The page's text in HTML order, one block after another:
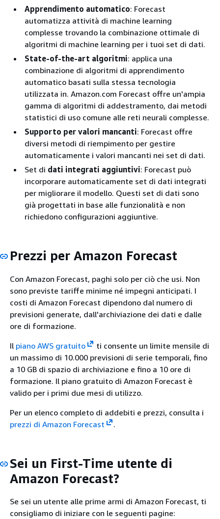
Apprendimento automatico: Forecast
automatizza attività di machine learning
complesse trovando la combinazione ottimale di
algoritmi di machine learning per i tuoi set di dati.
State-of-the-art algoritmi: applica una
combinazione di algoritmi di apprendimento
automatico basati sulla stessa tecnologia
utilizzata in. Amazon.com Forecast offre un'ampia
gamma di algoritmi di addestramento, dai metodi
statistici di uso comune alle reti neurali complesse.
Supporto per valori mancanti: Forecast offre
diversi metodi di riempimento per gestire
automaticamente i valori mancanti nei set di dati.
Set di dati integrati aggiuntivi: Forecast può
incorporare automaticamente set di dati integrati
per migliorare il modello. Questi set di dati sono
già progettati in base alle funzionalità e non
richiedono configurazioni aggiuntive.
Prezzi per Amazon Forecast
Con Amazon Forecast, paghi solo per ciò che usi. Non
sono previste tariffe minime né impegni anticipati. I
costi di Amazon Forecast dipendono dal numero di
previsioni generate, dall'archiviazione dei dati e dalle
ore di formazione.
Il piano AWS gratuito
ti consente un limite mensile di
un massimo di 10.000 previsioni di serie temporali, fino
a 10 GB di spazio di archiviazione e fino a 10 ore di
formazione. Il piano gratuito di Amazon Forecast è
valido per i primi due mesi di utilizzo.
Per un elenco completo di addebiti e prezzi, consulta i
prezzi di Amazon Forecast
.
Sei un First-Time utente di
Amazon Forecast?
Se sei un utente alle prime armi di Amazon Forecast, ti
consigliamo di iniziare con le seguenti pagine: